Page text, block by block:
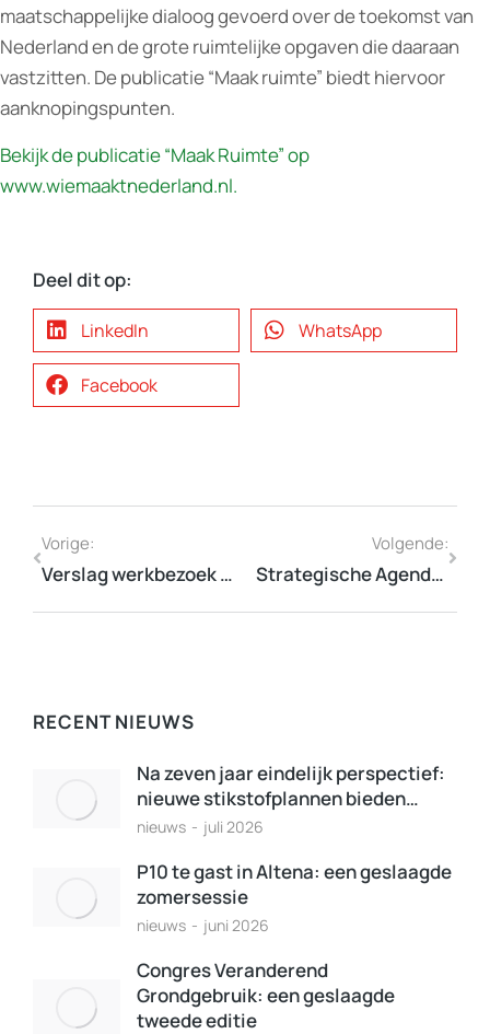
maatschappelijke dialoog gevoerd over de toekomst van
Nederland en de grote ruimtelijke opgaven die daaraan
vastzitten. De publicatie “Maak ruimte” biedt hiervoor
aanknopingspunten.
Bekijk de publicatie “Maak Ruimte” op
www.wiemaaktnederland.nl.
Deel dit op:
LinkedIn WhatsApp
Facebook
Vorige:
Verslag werkbezoek P10 aan Denemarken
Volgende:
Strategische Agenda P10
RECENT NIEUWS
Na zeven jaar eindelijk perspectief:
nieuwe stikstofplannen bieden…
nieuws juli 2026
P10 te gast in Altena: een geslaagde
zomersessie
nieuws juni 2026
Congres Veranderend
Grondgebruik: een geslaagde
tweede editie